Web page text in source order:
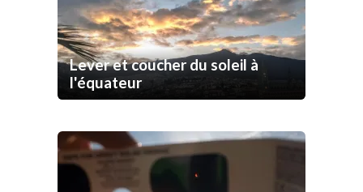
Lever et coucher du soleil à
l'équateur